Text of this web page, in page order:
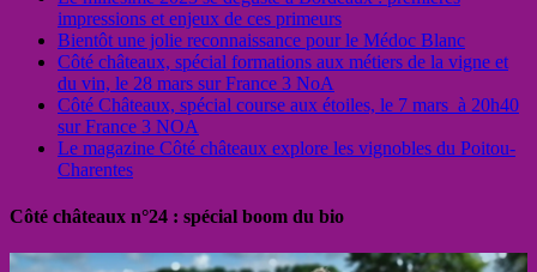
impressions et enjeux de ces primeurs
Bientôt une jolie reconnaissance pour le Médoc Blanc
Côté châteaux, spécial formations aux métiers de la vigne et
du vin, le 28 mars sur France 3 NoA
Côté Châteaux, spécial course aux étoiles, le 7 mars à 20h40
sur France 3 NOA
Le magazine Côté châteaux explore les vignobles du Poitou-
Charentes
Côté châteaux n°24 : spécial boom du bio